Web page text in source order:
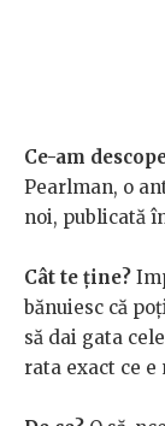
Ce-am
Pearlman, o
noi, publicată
Cât te ține?
bănuiesc că
să dai gata
rata exact ce